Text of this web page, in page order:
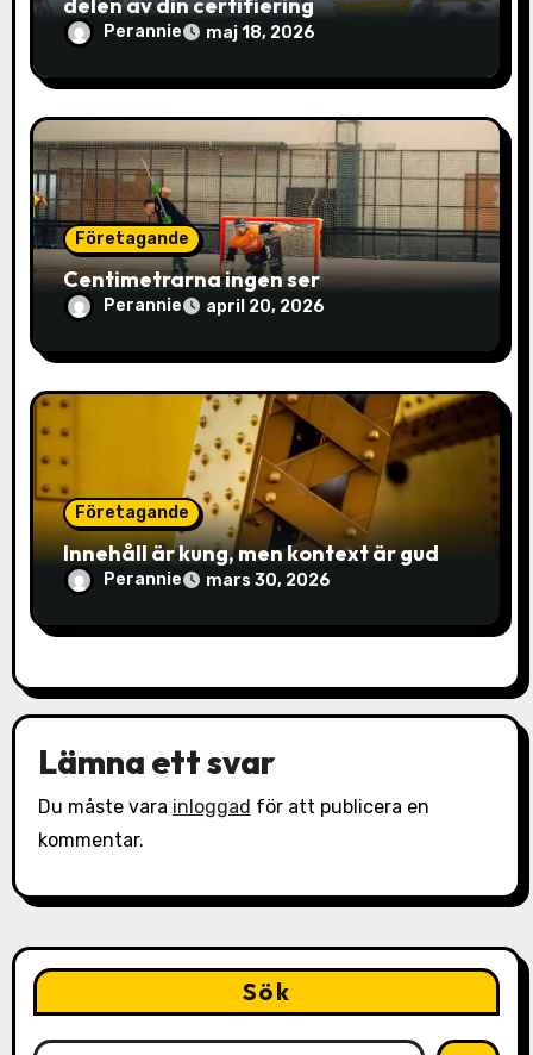
g
delen av din certifiering
Perannie maj 18, 2026
Företagande
Centimetrarna ingen ser
Perannie april 20, 2026
Företagande
Innehåll är kung, men kontext är gud
Perannie mars 30, 2026
Lämna ett svar
Du måste vara inloggad för att publicera en
kommentar.
Sök